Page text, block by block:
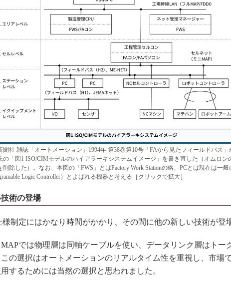
聞社 雑誌「オートメーション」1994年 第38巻第10号「FAから見たフィールドバス」
の「図1 ISO/CIMモデルのハイアラーキシステムイメージ」を書き直した（オムロン
削除した）。なお、本図の「FWS」とはFactory Work Stationの略、PCとは現在は一般
Logic Controller）とよばれる機器と考える［クリックで拡大］
術の登場
制定にはかなり時間がかかり、その間に他の新しい技術が登
では物理層は同軸ケーブルを使い、データリンク層はトー
この選択はオートメーションのリアルタイム性を重視し、市場
するためには当然の選択と思われました。